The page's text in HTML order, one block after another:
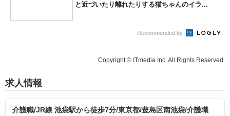
と近づいたり離れたりする猫ちゃんのイラ...
Recommended by
Copyright © ITmedia Inc. All Rights Reserved.
求人情報
介護職/JR線 池袋駅から徒歩7分/東京都/豊島区南池袋/介護職